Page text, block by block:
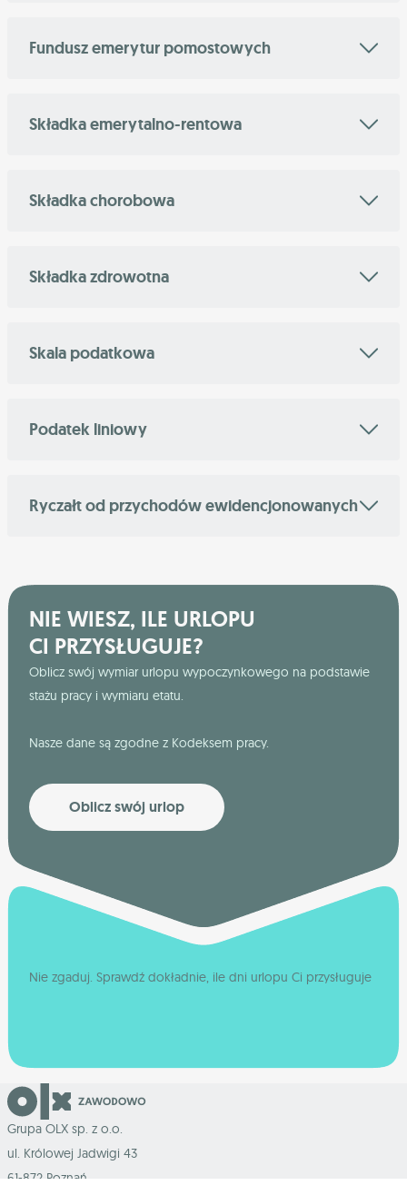
Fundusz emerytur pomostowych
Składka emerytalno-rentowa
Składka chorobowa
Składka zdrowotna
Skala podatkowa
Podatek liniowy
Ryczałt od przychodów ewidencjonowanych
NIE WIESZ, ILE URLOPU
CI PRZYSŁUGUJE?
Oblicz swój wymiar urlopu wypoczynkowego na podstawie
stażu pracy i wymiaru etatu.
Nasze dane są zgodne z Kodeksem pracy.
Oblicz swój urlop
Nie zgaduj. Sprawdź dokładnie, ile dni urlopu Ci przysługuje
Grupa OLX sp. z o.o.
ul. Królowej Jadwigi 43
61-872 Poznań